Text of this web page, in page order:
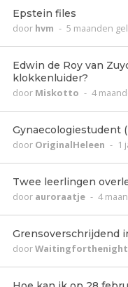
Epstein files
door hvm - 5 maanden
Edwin de Roy van
klokkenluider?
door Miskotto - 4
Gynaecologiestudent
door OriginalHeleen - 1
Twee leerlingen
door auroraatje - 4
Grensoverschrijdend
doorWaitingforthenight